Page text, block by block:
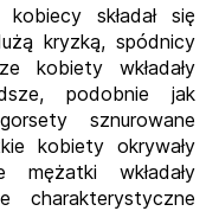
składał się
kryzką, spódnicy
kobiety wkładały
podobnie jak
sznurowane
kobiety okrywały
wkładały
charakterystyczne